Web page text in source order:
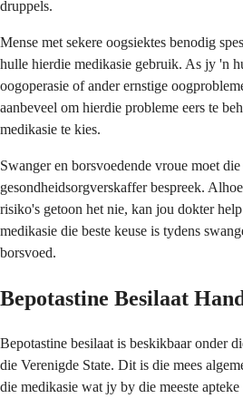
druppels.
Mense met sekere oogsiektes benodig
hulle hierdie medikasie gebruik. As jy 'n
oogoperasie of ander ernstige
aanbeveel om hierdie probleme eers te
medikasie te kies.
Swanger en borsvoedende vroue moet
gesondheidsorgverskaffer bespreek.
risiko's getoon het nie, kan jou dokter
medikasie die beste keuse is tydens
borsvoed.
Bepotastine Besilaat
Bepotastine besilaat is beskikbaar onder
die Verenigde State. Dit is die mees
die medikasie wat jy by die meeste